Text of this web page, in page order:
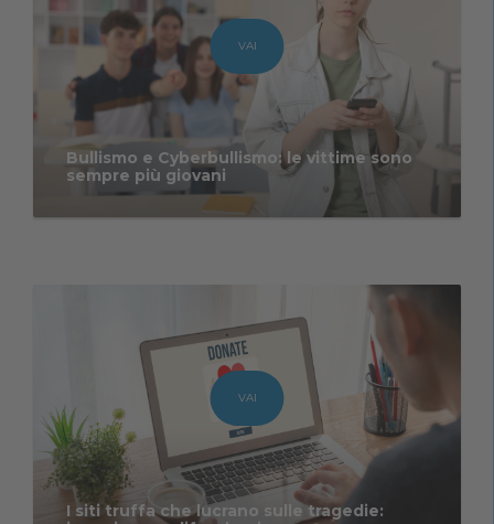
Bullismo e Cyberbullismo: le vittime sono
sempre più giovani
VAI
I siti truffa che lucrano sulle tragedie:
VAI